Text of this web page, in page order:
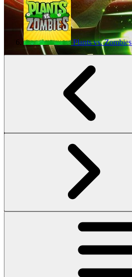
Plants vs. Zombies